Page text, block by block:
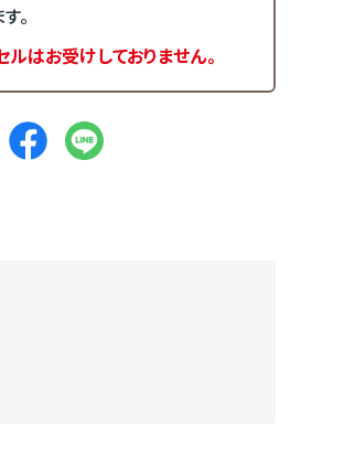
。
はお受けしておりません。